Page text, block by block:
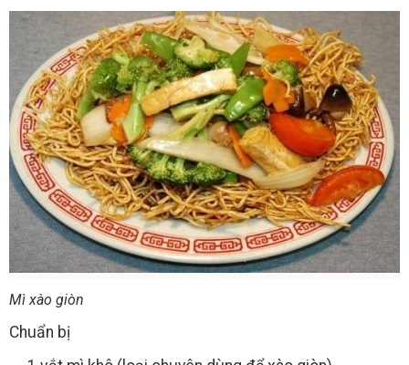
Mì xào giòn
Chuẩn bị